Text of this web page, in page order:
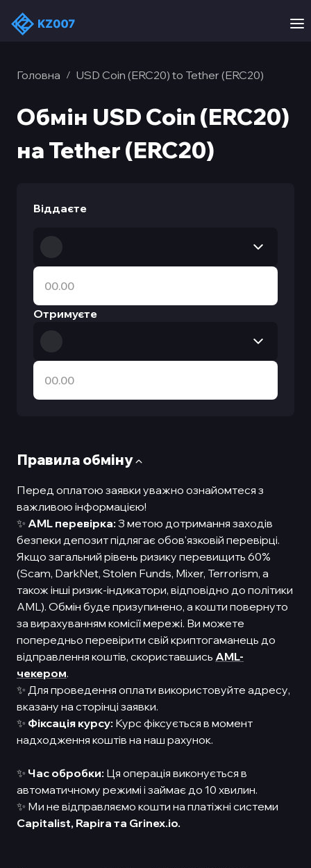
Головна / USD Coin (ERC20) to Tether (ERC20)
Обмін USD Coin (ERC20)
на Tether (ERC20)
Правила обмiну
Перед оплатою заявки уважно ознайомтеся з
важливою інформацією!
✨ AML перевірка: З метою дотримання заходів
безпеки депозит підлягає обов'язковій перевірці.
Якщо загальний рівень ризику перевищить 60%
(Scam, DarkNet, Stolen Funds, Mixer, Terrorism, а
також інші ризик-індикатори, відповідно до політики
AML). Обмін буде призупинено, а кошти повернуто
за вирахуванням комісії мережі. Ви можете
попередньо перевірити свій криптогаманець до
відправлення коштів, скориставшись AML-
чекером.
✨ Для проведення оплати використовуйте адресу,
вказану на сторінці заявки.
✨ Фіксація курсу: Курс фіксується в момент
надходження коштів на наш рахунок.
✨ Час обробки: Ця операція виконується в
автоматичному режимі і займає до 10 хвилин.
✨ Ми не відправляємо кошти на платіжні системи
Capitalist, Rapira та Grinex.io.
Віддаєте
Отримуєте